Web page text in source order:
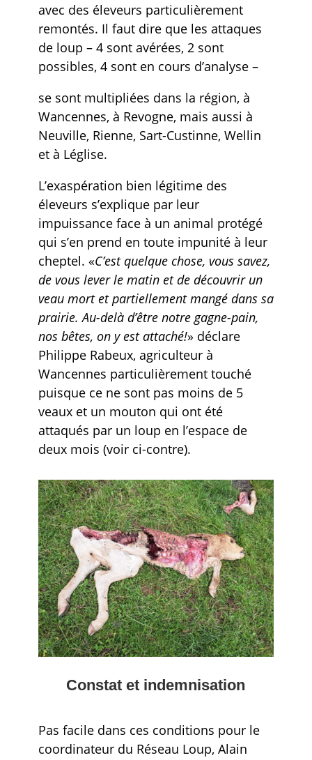
avec des éleveurs particulièrement
remontés. Il faut dire que les attaques
de loup – 4 sont avérées, 2 sont
possibles, 4 sont en cours d’analyse –
se sont multipliées dans la région, à
Wancennes, à Revogne, mais aussi à
Neuville, Rienne, Sart-Custinne, Wellin
et à Léglise.
L’exaspération bien légitime des
éleveurs s’explique par leur
impuissance face à un animal protégé
qui s’en prend en toute impunité à leur
cheptel. «C’est quelque chose, vous savez,
de vous lever le matin et de découvrir un
veau mort et partiellement mangé dans sa
prairie. Au-delà d’être notre gagne-pain,
nos bêtes, on y est attaché!» déclare
Philippe Rabeux, agriculteur à
Wancennes particulièrement touché
puisque ce ne sont pas moins de 5
veaux et un mouton qui ont été
attaqués par un loup en l’espace de
deux mois (voir ci-contre).
Constat et indemnisation
Pas facile dans ces conditions pour le
coordinateur du Réseau Loup, Alain